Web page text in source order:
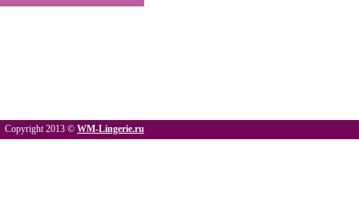
Copyright 2013 © WM-Lingerie.ru